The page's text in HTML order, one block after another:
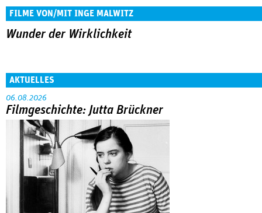
FILME VON/MIT INGE MALWITZ
Wunder der Wirklichkeit
AKTUELLES
06.08.2026
Filmgeschichte: Jutta Brückner